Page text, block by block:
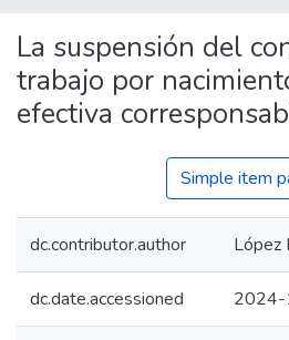
Communities
&
Collections
Statistics
La suspensión del
trabajo por
efectiva
Simple item
dc.contributor.author López
dc.date.accessioned 2024-